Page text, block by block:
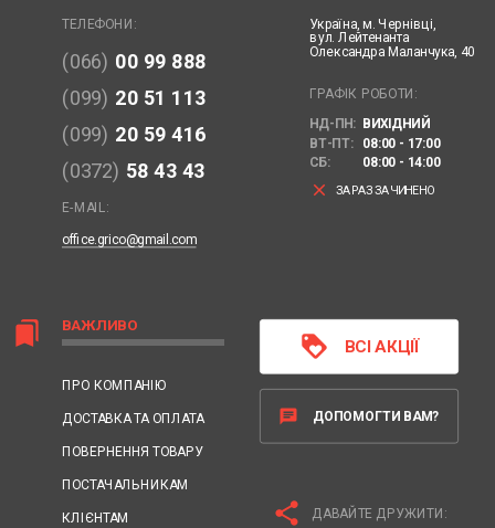
bookmarks ВАЖЛИВО
ПРО КОМПАНІЮ
ДОСТАВКА ТА ОПЛАТА
ПОВЕРНЕННЯ ТОВАРУ
ПОСТАЧАЛЬНИКАМ
КЛІЄНТАМ
ТЕЛЕФОНИ:
(066) 00 99 888
(099) 20 51 113
(099) 20 59 416
(0372) 58 43 43
E-MAIL:
office.grico@gmail.com
Україна, м. Чернівці,
вул. Лейтенанта
Олександра Маланчука, 40
ГРАФІК РОБОТИ:
НД-ПН: ВИХІДНИЙ
ВТ-ПТ:
08:00 - 17:00
СБ:
08:00 - 14:00
clear ЗАРАЗ ЗАЧИНЕНО
loyalty ВСІ АКЦІЇ
chat ДОПОМОГТИ ВАМ?
share ДАВАЙТЕ ДРУЖИТИ: